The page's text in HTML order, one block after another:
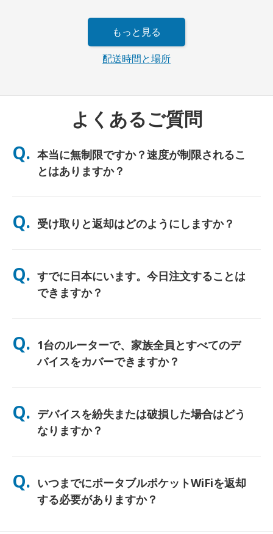
もっと見る
配送時間と場所
よくあるご質問
Q. 本当に無制限ですか？速度が制限されるこ
とはありますか？
はい。正真正銘の無制限です。当社ではFUP（公正使用方針）の
ータをご利用いただけます。（ただし、他のモバイルネットワー
クと同様、通信事業者の回線が一時的に混雑した場合、速度に影
響が出る可能性があります）。万が一、ポリシーに基づく速度制
ます。
Q. 受け取りと返却はどのようにしますか？
主要空港での受け取り、またはホテル/ご自宅へのお届け（チェ
み封筒が同梱されていますので、日本国内のどの郵便ポストに投
函するだけです。書類手続きやカウンターでの行列はありませ
Q. すでに日本にいます。今日注文することは
できますか？
はい。空港での当日受け取りが可能です。ホテルへのお届けの場
わせいただければ、お住まいの地域で最速のオプションを確認い
たします。
Q. 1台のルーターで、家族全員とすべてのデ
バイスをカバーできますか？
はい、最大10台のデバイス（スマートフォン、タブレット、ノー
し、終日使用できるよう無料のパワーバンクも同梱しています。
Q. デバイスを紛失または破損した場合はどう
なりますか？
チェックアウト時に保険を追加して、紛失や破損に備えることが
発生した場合は、すぐに当社までご連絡ください—引き続き接続
できるようサポートいたします。
Q. いつまでにポータブルポケットWiFiを返却
する必要がありますか？